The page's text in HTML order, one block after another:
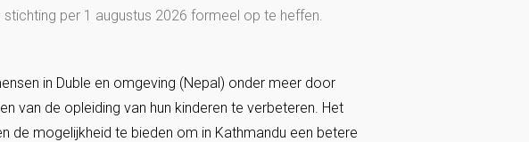
per 1 augustus 2026 formeel op te heffen.
in Duble en omgeving (Nepal) onder meer door
van de opleiding van hun kinderen te verbeteren. Het
de mogelijkheid te bieden om in Kathmandu een betere